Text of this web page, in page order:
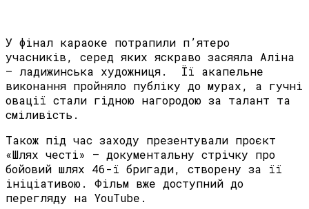
У фінал караоке потрапили п’ятеро
учасників, серед яких яскраво засяяла Аліна
— ладижинська художниця. Її акапельне
виконання пройняло публіку до мурах, а гучні
овації стали гідною нагородою за талант та
сміливість.
Також під час заходу презентували проєкт
«Шлях честі» — документальну стрічку про
бойовий шлях 46-ї бригади, створену за її
ініціативою. Фільм вже доступний до
перегляду на YouTube.